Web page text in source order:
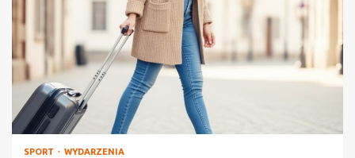
SPORT WYDARZENIA